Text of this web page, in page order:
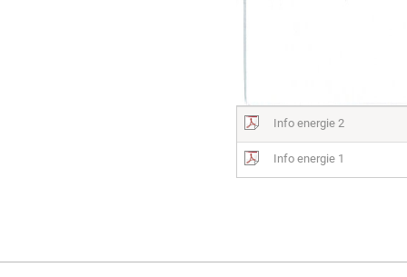
Info energie 2
Info energie 1